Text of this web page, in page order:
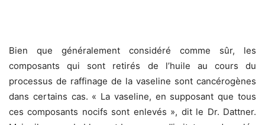
Bien que généralement considéré comme sûr, les
composants qui sont retirés de l’huile au cours du
processus de raffinage de la vaseline sont cancérogènes
dans certains cas. « La vaseline, en supposant que tous
ces composants nocifs sont enlevés », dit le Dr. Dattner.